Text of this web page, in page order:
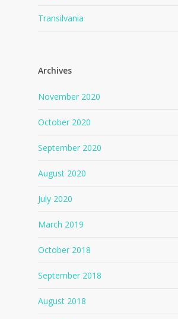
Transilvania
Archives
November 2020
October 2020
September 2020
August 2020
July 2020
March 2019
October 2018
September 2018
August 2018